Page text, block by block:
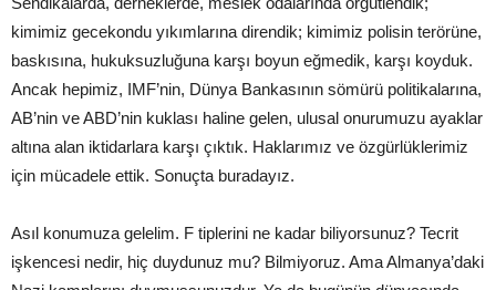
kimimiz gecekondu yıkımlarına direndik; kimimiz polisin terörüne,
baskısına, hukuksuzluğuna karşı boyun eğmedik, karşı koyduk.
Ancak hepimiz, IMF’nin, Dünya Bankasının sömürü politikalarına,
AB’nin ve ABD’nin kuklası haline gelen, ulusal onurumuzu ayaklar
altına alan iktidarlara karşı çıktık. Haklarımız ve özgürlüklerimiz
için mücadele ettik. Sonuçta buradayız.
Asıl konumuza gelelim. F tiplerini ne kadar biliyorsunuz? Tecrit
işkencesi nedir, hiç duydunuz mu? Bilmiyoruz. Ama Almanya’daki